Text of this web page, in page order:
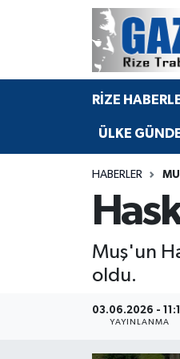
RİZE
ÜLKE
HABERLER
Muş'un
oldu.
03.06.2026 -
YAYINLANMA
BÖLGEMİZ
Rize Jandarma
Bilim Teknoloji
Advertising news
Merkez Nöbetçi
Merkez Hava Durumu
Merkez Trafik
Süper Lig Puan
Tüm Manşetler
Son Dakika Haberleri
Haber Arşivi